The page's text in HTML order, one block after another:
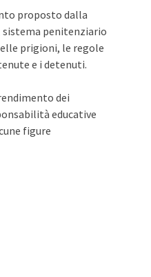
proposto dalla
sistema penitenziario
prigioni, le regole
e i detenuti.
dei
educative
figure